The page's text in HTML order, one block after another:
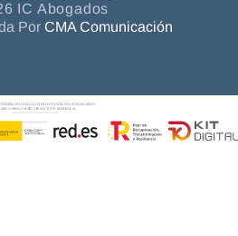
IC Abogados
Por CMA Comunicación